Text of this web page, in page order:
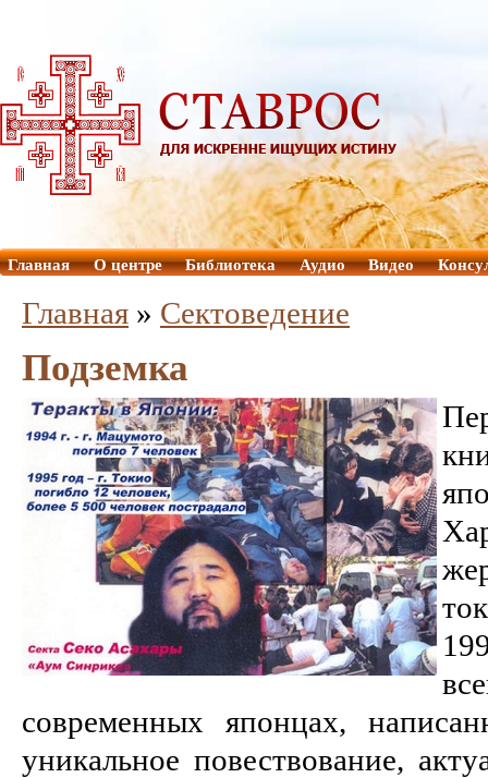
Главная О центре Библиотека Аудио Видео
Главная » Сектоведение
Подземка
современных японцах,
уникальное повествование,